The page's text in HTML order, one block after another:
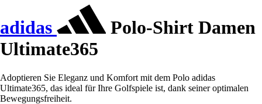
adidas
Polo-Shirt Damen
Ultimate365
Adoptieren Sie Eleganz und Komfort mit dem Polo adidas
Ultimate365, das ideal für Ihre Golfspiele ist, dank seiner optimalen
Bewegungsfreiheit.